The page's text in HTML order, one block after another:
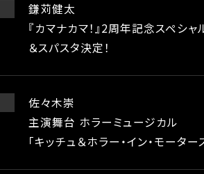
鎌苅健太
『カマナカマ！』2周年記念スペシ
＆スパスタ決定！
佐々木崇
主演舞台 ホラーミュージカル
「キッチュ＆ホラー・イン・モーター